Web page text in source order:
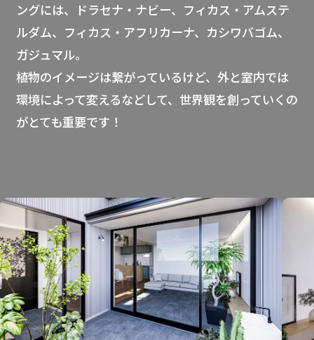
ングには、ドラセナ・ナビー、フィカス・アムステ
ルダム、フィカス・アフリカーナ、カシワバゴム、
ガジュマル。
植物のイメージは繋がっているけど、外と室内では
環境によって変えるなどして、世界観を創っていくの
がとても重要です！